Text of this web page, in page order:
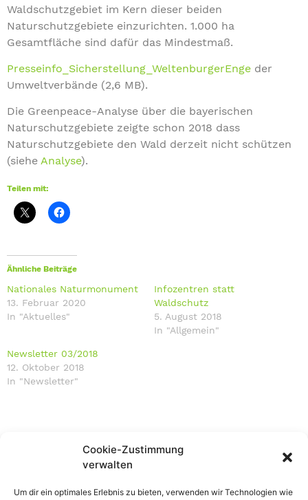
Cookie-Zustimmung
verwalten
Um dir ein optimales Erlebnis zu bieten, verwenden wir Technologien wie
Waldschutzgebiet im Kern dieser beiden
Naturschutzgebiete einzurichten. 1.000 ha
Gesamtfläche sind dafür das Mindestmaß.
Presseinfo_Sicherstellung_WeltenburgerEnge der
Umweltverbände (2,6 MB).
Die Greenpeace-Analyse über die bayerischen
Naturschutzgebiete zeigte schon 2018 dass
Naturschutzgebiete den Wald derzeit nicht schützen
(siehe Analyse).
Teilen mit:
Ähnliche Beiträge
Nationales Naturmonument
13. Februar 2020
In "Aktuelles"
Infozentren statt
Waldschutz
5. August 2018
In "Allgemein"
Newsletter 03/2018
12. Oktober 2018
In "Newsletter"